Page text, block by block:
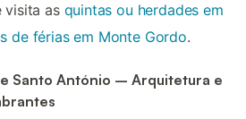
visita as quintas ou herdades em
de férias em Monte Gordo.
Santo António – Arquitetura e